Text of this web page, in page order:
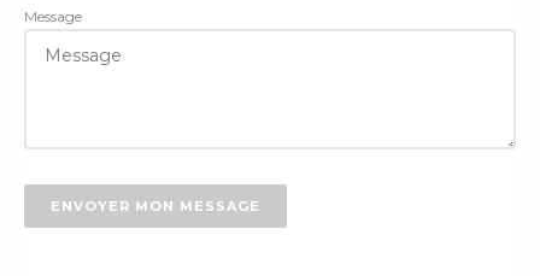
Message
ENVOYER MON MESSAGE